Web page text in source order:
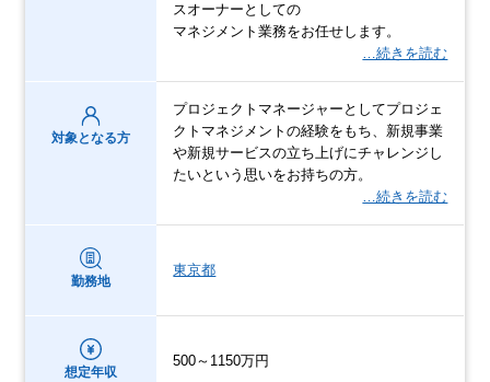
スオーナーとしての
マネジメント業務をお任せします。
…続きを読む
対象となる方
プロジェクトマネージャーとしてプロジェ
クトマネジメントの経験をもち、新規事業
や新規サービスの立ち上げにチャレンジし
たいという思いをお持ちの方。
…続きを読む
勤務地
東京都
想定年収
500～1150万円